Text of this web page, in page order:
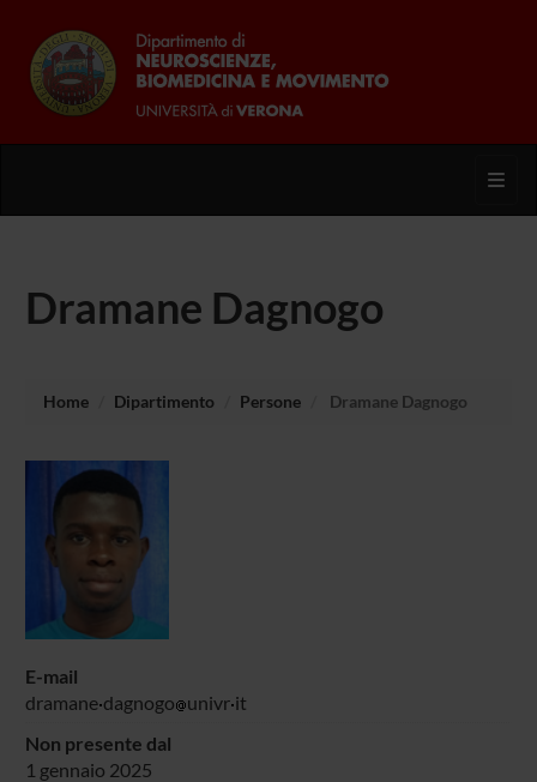
Dramane Dagnogo
Home Dipartimento Persone Dramane Dagnogo
E-mail
dramane dagnogo univr it
Non presente dal
1 gennaio 2025